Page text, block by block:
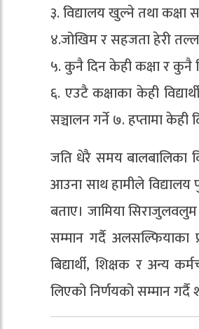
३. विद्यालय खुल्ने तथा कक्षा
४.जोखिम र सहजता हेरी
५. कुनै दिन केही कक्षा र कुनै
६. एउटै कक्षाका केही
सञ्चालन गर्ने ७. हप्तामा केही
जति धेरै समय बालबालिका
आउना साथ हामीले
बताए। जामिया
सम्मान गर्दै
बिद्यार्थी, शिक्षक र अन्य
लिएको निर्णयको सम्मान